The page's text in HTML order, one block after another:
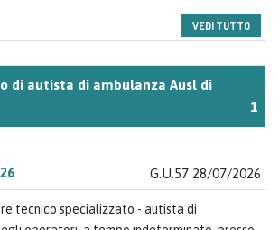
VEDI TUTTO
di autista di ambulanza Ausl di
1
G.U.57 28/07/2026
tecnico specializzato - autista di